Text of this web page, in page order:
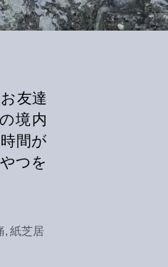
友達
境内
間が
つを
,紙芝居